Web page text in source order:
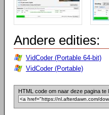
Andere edities:
VidCoder (Portable 64-bit)
VidCoder (Portable)
HTML code om naar deze pagina te